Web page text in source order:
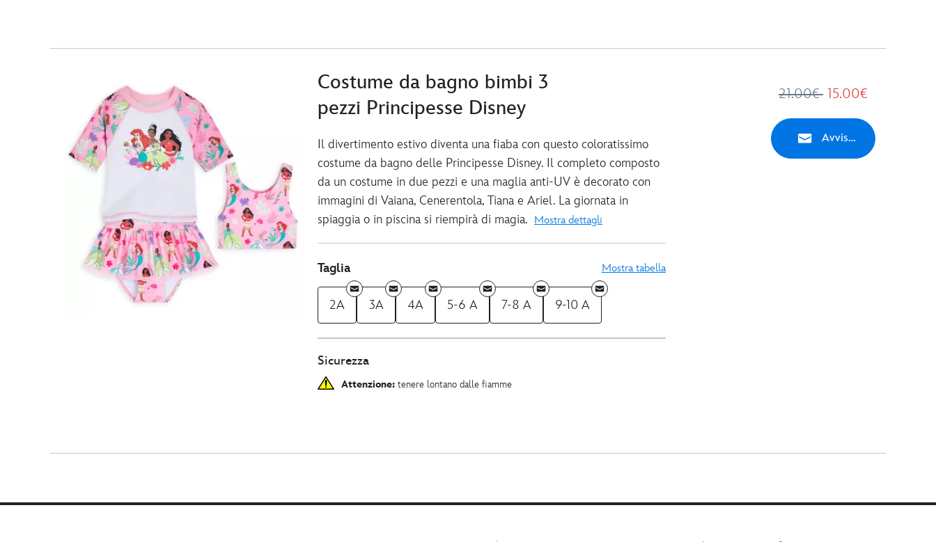
Costume da bagno bimbi 3
pezzi Principesse Disney
Il divertimento estivo diventa una fiaba con questo coloratissimo
costume da bagno delle Principesse Disney. Il completo composto
da un costume in due pezzi e una maglia anti-UV è decorato con
immagini di Vaiana, Cenerentola, Tiana e Ariel. La giornata in
spiaggia o in piscina si riempirà di magia. Mostra dettagli
Taglia Mostra tabella
2A 3A 4A 5-6 A 7-8 A 9-10 A
Sicurezza
Attenzione: tenere lontano dalle fiamme
21.00€ 15.00€
Avvisami